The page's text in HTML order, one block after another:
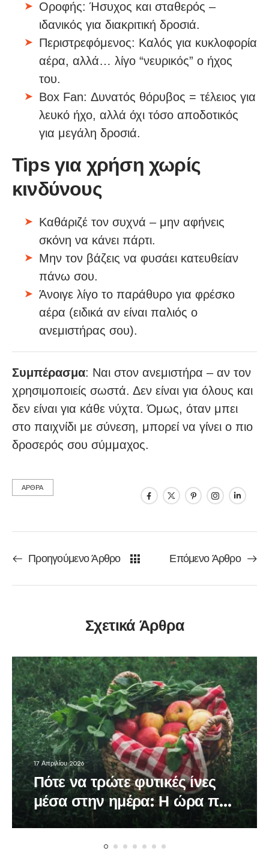
Οροφής: Ήσυχος και σταθερός –
ιδανικός για διακριτική δροσιά.
Περιστρεφόμενος: Καλός για κυκλοφορία
αέρα, αλλά… λίγο “νευρικός” ο ήχος
του.
Box Fan: Δυνατός θόρυβος = τέλειος για
λευκό ήχο, αλλά όχι τόσο αποδοτικός
για μεγάλη δροσιά.
Tips για χρήση χωρίς
κινδύνους
Καθάριζέ τον συχνά – μην αφήνεις
σκόνη να κάνει πάρτι.
Μην τον βάζεις να φυσάει κατευθείαν
πάνω σου.
Άνοιγε λίγο το παράθυρο για φρέσκο
αέρα (ειδικά αν είναι παλιός ο
ανεμιστήρας σου).
Συμπέρασμα: Ναι στον ανεμιστήρα – αν τον
χρησιμοποιείς σωστά. Δεν είναι για όλους και
δεν είναι για κάθε νύχτα. Όμως, όταν μπει
στο παιχνίδι με σύνεση, μπορεί να γίνει ο πιο
δροσερός σου σύμμαχος.
ΑΡΘΡΑ
Προηγούμενο Άρθρο Επόμενο Άρθρο
Σχετικά Άρθρα
17 Απριλίου 2026
Πότε να τρώτε φυτικές ίνες
μέσα στην ημέρα: Η ώρα που
κάνει τη διαφορά στον
οργανισμό